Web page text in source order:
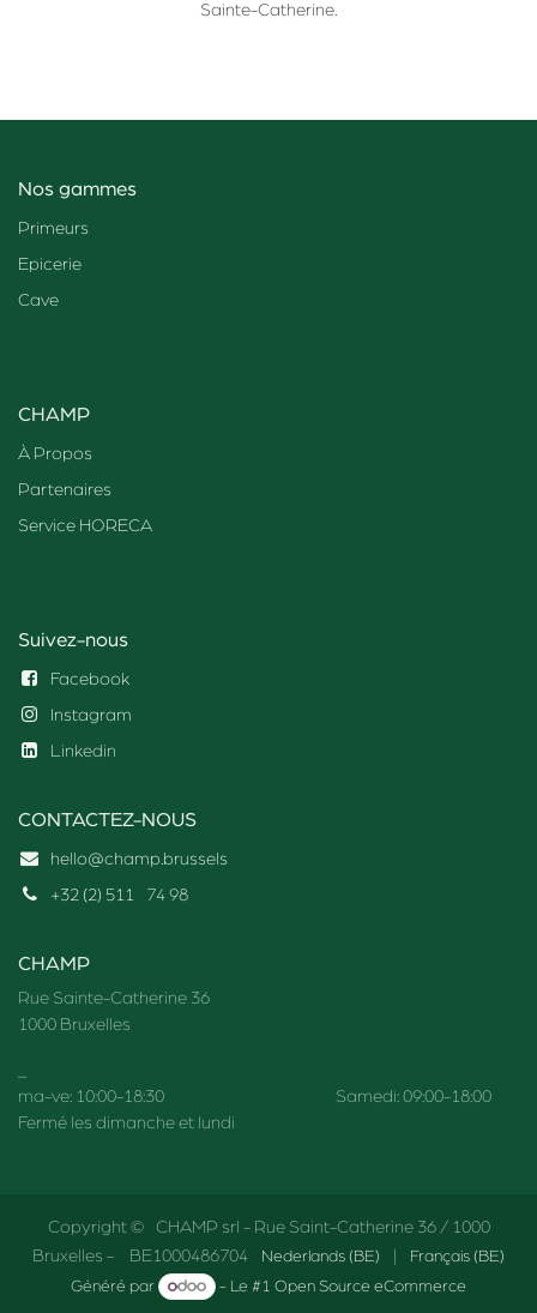
Sainte-Catherine.
Nos gammes
Primeurs
Epicerie
Cave
CHAMP
À Propos
Partenaires
Service HORECA
Suivez-nous
Facebook
Instagram
Linkedin
CONTACTEZ-NOUS
hello@champ.brussels
+32 (2) 511 74 98
CHAMP
Rue Sainte-Catherine 36
1000 Bruxelles
ma-ve: 10:00-18:30 Samedi: 09:00-18:00
Fermé les dimanche et lundi
Copyright © CHAMP srl - Rue Saint-Catherine 36 / 1000
Bruxelles - BE1000486704
Nederlands (BE)
Français (BE)
Généré par
- Le #1Open Source eCommerce